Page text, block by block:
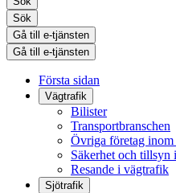
Sök
Gå till e-tjänsten
Gå till e-tjänsten
Första sidan
Vägtrafik
Bilister
Transportbranschen
Övriga företag
Säkerhet och tillsyn
Resande i vägtrafik
Sjötrafik